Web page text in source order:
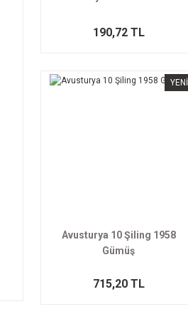
190,72 TL
YENİ
Avusturya 10 Şiling 1958
Gümüş
715,20 TL